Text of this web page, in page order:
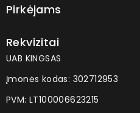
Pirkėjams
Rekvizitai
UAB KINGSAS
Įmonės kodas: 302712953
PVM: LT100006623215